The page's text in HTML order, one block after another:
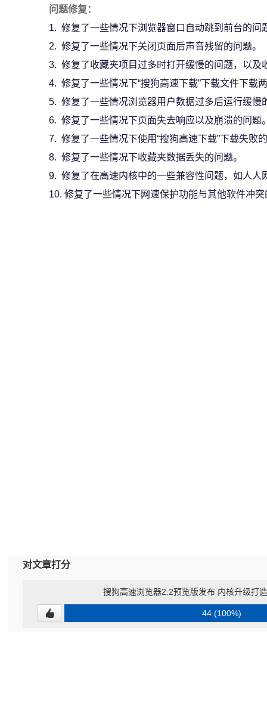
问题修复：
1. 修复了一些情况下浏览器窗口自动跳到前台的问
2. 修复了一些情况下关闭页面后声音残留的问题。
3. 修复了收藏夹项目过多时打开缓慢的问题，以及
4. 修复了一些情况下“搜狗高速下载”下载文件下载
5. 修复了一些情况浏览器用户数据过多后运行缓慢
6. 修复了一些情况下页面失去响应以及崩溃的问题
7. 修复了一些情况下使用“搜狗高速下载”下载失败
8. 修复了一些情况下收藏夹数据丢失的问题。
9. 修复了在高速内核中的一些兼容性问题，如人人
10. 修复了一些情况下网速保护功能与其他软件冲
对文章打分
搜狗高速浏览器2.2预览版发布 内核升级打
44 (100%)